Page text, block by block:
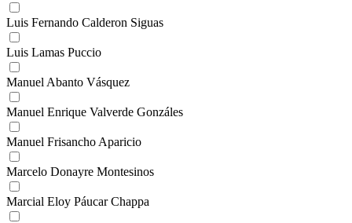
Luis Fernando Calderon Siguas
Luis Lamas Puccio
Manuel Abanto Vásquez
Manuel Enrique Valverde Gonzáles
Manuel Frisancho Aparicio
Marcelo Donayre Montesinos
Marcial Eloy Páucar Chappa